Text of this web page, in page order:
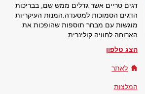
דגים טריים אשר גדלים ממש שם, בבריכות
הדגים הסמוכות למסעדה.המנות העיקריות
מוגשות עם מבחר תוספות שהופכות את
הארוחה לחוויה קולינרית.
הצג טלפון
לאתר
המלצות